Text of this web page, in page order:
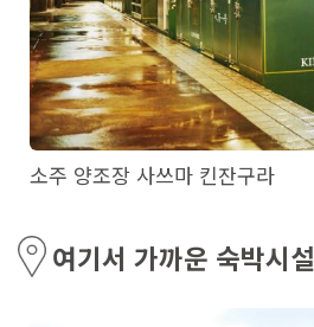
소주 양조장 사쓰마 킨잔구라
여기서 가까운 숙박시설